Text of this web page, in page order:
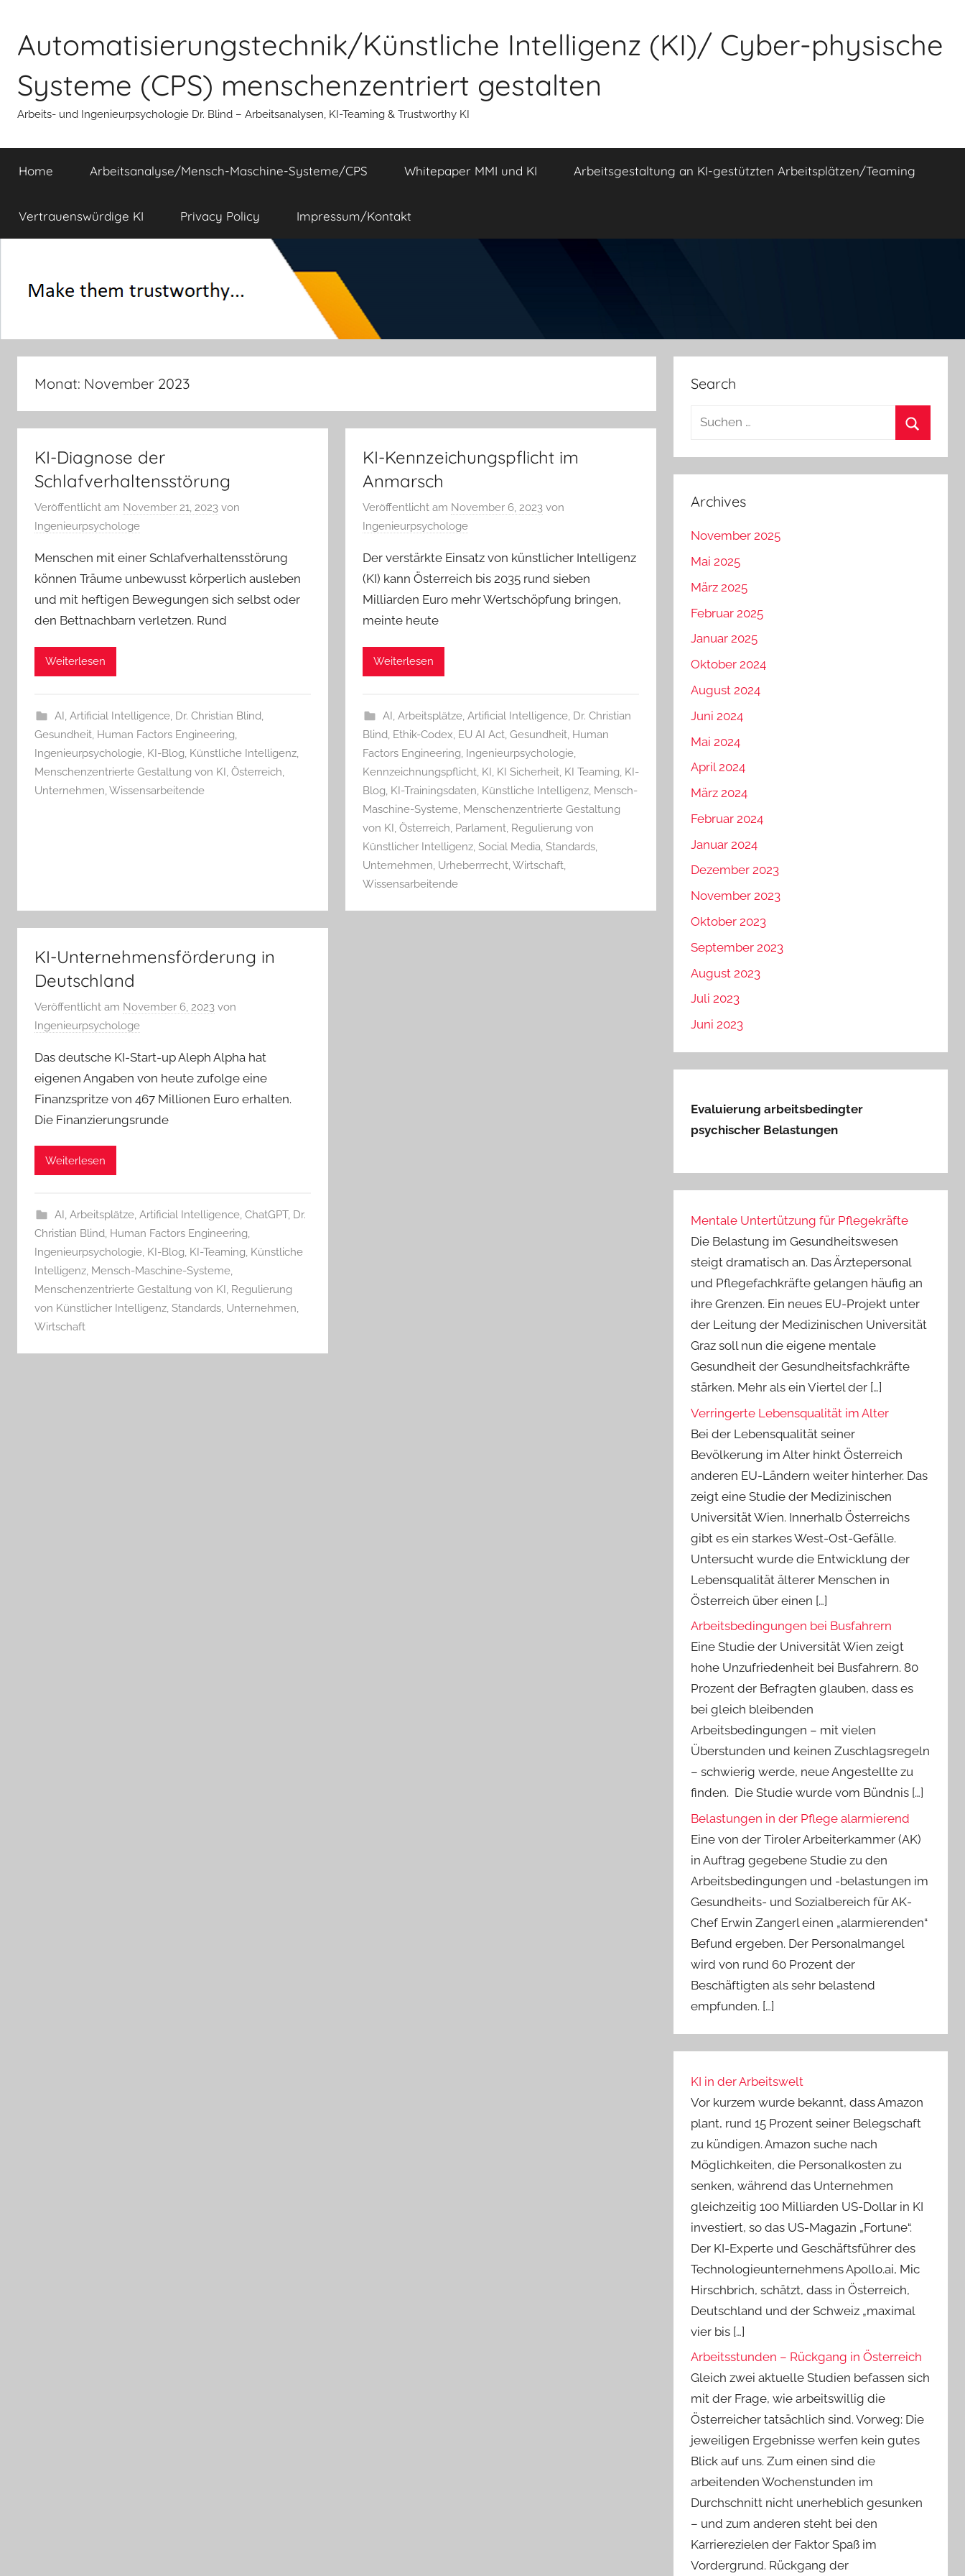
springen
Automatisierungstechnik/Künstliche Intelligenz (KI)/ Cyber-physische
Systeme (CPS) menschenzentriert gestalten
Arbeits- und Ingenieurpsychologie Dr. Blind – Arbeitsanalysen, KI-Teaming & Trustworthy KI
Home Arbeitsanalyse/Mensch-Maschine-Systeme/CPS Whitepaper MMI und KI Arbeitsgestaltung an KI-gestützten Arbeitsplätzen/Teaming
Vertrauenswürdige KI Privacy Policy Impressum/Kontakt
Monat: November 2023
KI-Diagnose der
Schlafverhaltensstörung
Veröffentlicht am November 21, 2023 von
Ingenieurpsychologe
Menschen mit einer Schlafverhaltensstörung
können Träume unbewusst körperlich ausleben
und mit heftigen Bewegungen sich selbst oder
den Bettnachbarn verletzen. Rund
Weiterlesen
AI, Artificial Intelligence, Dr. Christian Blind,
Gesundheit, Human Factors Engineering,
Ingenieurpsychologie, KI-Blog, Künstliche Intelligenz,
Menschenzentrierte Gestaltung von KI, Österreich,
Unternehmen,Wissensarbeitende
KI-Kennzeichungspflicht im
Anmarsch
Veröffentlicht am November 6, 2023 von
Ingenieurpsychologe
Der verstärkte Einsatz von künstlicher Intelligenz
(KI) kann Österreich bis 2035 rund sieben
Milliarden Euro mehr Wertschöpfung bringen,
meinte heute
Weiterlesen
AI, Arbeitsplätze, Artificial Intelligence, Dr. Christian
Blind, Ethik-Codex, EU AI Act,Gesundheit, Human
Factors Engineering, Ingenieurpsychologie,
Kennzeichnungspflicht, KI, KI Sicherheit, KI Teaming, KI-
Blog, KI-Trainingsdaten, Künstliche Intelligenz, Mensch-
Maschine-Systeme, Menschenzentrierte Gestaltung
von KI,Österreich, Parlament, Regulierung von
Künstlicher Intelligenz,Social Media,Standards,
Unternehmen, Urheberrrecht,Wirtschaft,
Wissensarbeitende
KI-Unternehmensförderung in
Deutschland
Veröffentlicht am November 6, 2023 von
Ingenieurpsychologe
Das deutsche KI-Start-up Aleph Alpha hat
eigenen Angaben von heute zufolge eine
Finanzspritze von 467 Millionen Euro erhalten.
Die Finanzierungsrunde
Weiterlesen
AI , Arbeitsplätze, Artificial Intelligence, ChatGPT, Dr.
Christian Blind, Human Factors Engineering,
Ingenieurpsychologie, KI-Blog, KI-Teaming, Künstliche
Intelligenz, Mensch-Maschine-Systeme,
Menschenzentrierte Gestaltung von KI , Regulierung
von Künstlicher Intelligenz, Standards, Unternehmen,
Wirtschaft
Search
Suchen
Archives
November 2025
Mai 2025
März 2025
Februar 2025
Januar 2025
Oktober 2024
August 2024
Juni 2024
Mai 2024
April 2024
März 2024
Februar 2024
Januar 2024
Dezember 2023
November 2023
Oktober 2023
September 2023
August 2023
Juli 2023
Juni 2023
Evaluierung arbeitsbedingter
psychischer Belastungen
Mentale Untertützung für Pflegekräfte
Die Belastung im Gesundheitswesen
steigt dramatisch an. Das Ärztepersonal
und Pflegefachkräfte gelangen häufig an
ihre Grenzen. Ein neues EU-Projekt unter
der Leitung der Medizinischen Universität
Graz soll nun die eigene mentale
Gesundheit der Gesundheitsfachkräfte
stärken. Mehr als ein Viertel der […]
Verringerte Lebensqualität im Alter
Bei der Lebensqualität seiner
Bevölkerung im Alter hinkt Österreich
anderen EU-Ländern weiter hinterher. Das
zeigt eine Studie der Medizinischen
Universität Wien. Innerhalb Österreichs
gibt es ein starkes West-Ost-Gefälle.
Untersucht wurde die Entwicklung der
Lebensqualität älterer Menschen in
Österreich über einen […]
Arbeitsbedingungen bei Busfahrern
Eine Studie der Universität Wien zeigt
hohe Unzufriedenheit bei Busfahrern. 80
Prozent der Befragten glauben, dass es
bei gleich bleibenden
Arbeitsbedingungen – mit vielen
Überstunden und keinen Zuschlagsregeln
– schwierig werde, neue Angestellte zu
finden. Die Studie wurde vom Bündnis […]
Belastungen in der Pflege alarmierend
Eine von der Tiroler Arbeiterkammer (AK)
in Auftrag gegebene Studie zu den
Arbeitsbedingungen und -belastungen im
Gesundheits- und Sozialbereich für AK-
Chef Erwin Zangerl einen „alarmierenden“
Befund ergeben. Der Personalmangel
wird von rund 60 Prozent der
Beschäftigten als sehr belastend
empfunden. […]
KI in der Arbeitswelt
Vor kurzem wurde bekannt, dass Amazon
plant, rund 15 Prozent seiner Belegschaft
zu kündigen. Amazon suche nach
Möglichkeiten, die Personalkosten zu
senken, während das Unternehmen
gleichzeitig 100 Milliarden US-Dollar in KI
investiert, so das US-Magazin „Fortune“.
Der KI-Experte und Geschäftsführer des
Technologieunternehmens Apollo.ai, Mic
Hirschbrich, schätzt, dass in Österreich,
Deutschland und der Schweiz „maximal
vier bis […]
Arbeitsstunden – Rückgang in Österreich
Gleich zwei aktuelle Studien befassen sich
mit der Frage, wie arbeitswillig die
Österreicher tatsächlich sind. Vorweg: Die
jeweiligen Ergebnisse werfen kein gutes
Blick auf uns. Zum einen sind die
arbeitenden Wochenstunden im
Durchschnitt nicht unerheblich gesunken
– und zum anderen steht bei den
Karrierezielen der Faktor Spaß im
Vordergrund. Rückgang der